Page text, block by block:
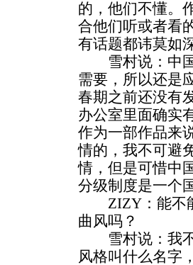
的，他们不懂。
合他们听或者看
有话题都讳莫如
雪村说：中国
需要，所以还是
春期之前还没有
办公室里面确实
作为一部作品来
情的，我不可避
情，但是可惜中
分级制度是一个
ZIZY：能不能
曲风吗？
雪村说：我不
风格叫什么名字